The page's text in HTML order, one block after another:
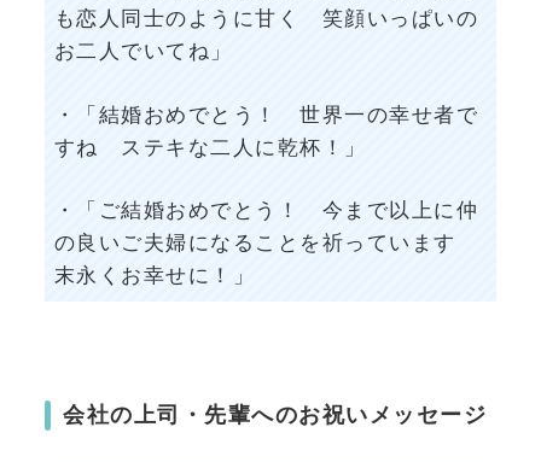
も恋人同士のように甘く 笑顔いっぱいの
お二人でいてね」
・「結婚おめでとう！ 世界一の幸せ者で
すね ステキな二人に乾杯！」
・「ご結婚おめでとう！ 今まで以上に仲
の良いご夫婦になることを祈っています
末永くお幸せに！」
会社の上司・先輩へのお祝いメッセージ